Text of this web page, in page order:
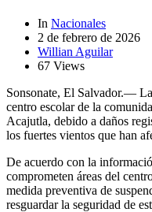
In Nacionales
2 de febrero de 2026
Willian Aguilar
67 Views
Sonsonate, El Salvador.—
centro escolar de la
Acajutla, debido a daños
los fuertes vientos que han
De acuerdo con la
comprometen áreas del
medida preventiva de
resguardar la seguridad de